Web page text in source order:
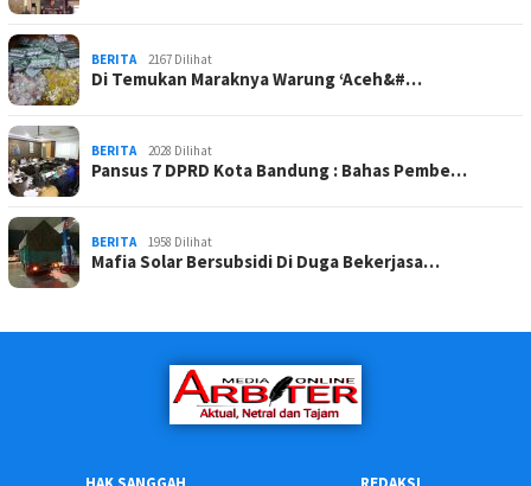
BERITA 2167 Dilihat
Di Temukan Maraknya Warung ‘Aceh&#…
BERITA 2028 Dilihat
Pansus 7 DPRD Kota Bandung : Bahas Pembe…
BERITA 1958 Dilihat
Mafia Solar Bersubsidi Di Duga Bekerjasa…